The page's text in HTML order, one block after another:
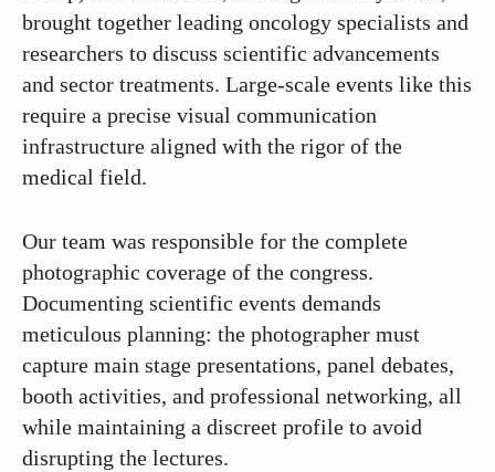
brought together leading oncology specialists and
researchers to discuss scientific advancements
and sector treatments. Large-scale events like this
require a precise visual communication
infrastructure aligned with the rigor of the
medical field.
Our team was responsible for the complete
photographic coverage of the congress.
Documenting scientific events demands
meticulous planning: the photographer must
capture main stage presentations, panel debates,
booth activities, and professional networking, all
while maintaining a discreet profile to avoid
disrupting the lectures.